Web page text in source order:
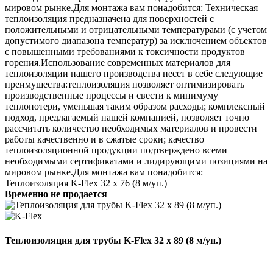
мировом рынке.Для монтажа вам понадобится: Техническая
теплоизоляция предназначена для поверхностей с
положительными и отрицательными температурами (с учетом
допустимого диапазона температур) за исключением объектов
с повышенными требованиями к токсичности продуктов
горения.Использование современных материалов для
теплоизоляции нашего производства несет в себе следующие
преимущества:теплоизоляция позволяет оптимизировать
производственные процессы и свести к минимуму
теплопотери, уменьшая таким образом расходы; комплексный
подход, предлагаемый нашей компанией, позволяет точно
рассчитать количество необходимых материалов и провести
работы качественно и в сжатые сроки; качество
теплоизоляционной продукции подтверждено всеми
необходимыми сертификатами и лидирующими позициями на
мировом рынке.Для монтажа вам понадобится:
Теплоизоляция K-Flex 32 х 76 (8 м/уп.)
Временно не продается
Теплоизоляция для трубы K-Flex 32 х 89 (8 м/уп.)